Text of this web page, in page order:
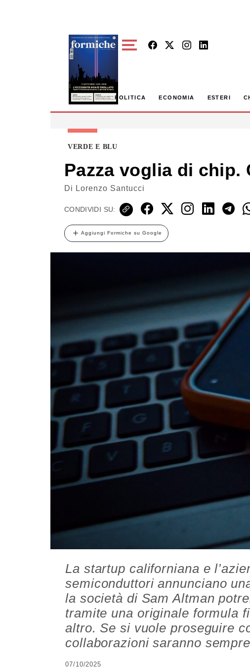
POLITICA ECONOMIA ESTERI
VERDE E BLU
Pazza voglia di chip.
Di Lorenzo Santucci
CONDIVIDI SU:
Aggiungi Formiche su Google
La startup californiana e
semiconduttori annunciano
la società di Sam Altman
tramite una originale formula
altro. Se si vuole proseguire
collaborazioni saranno
07/10/2025